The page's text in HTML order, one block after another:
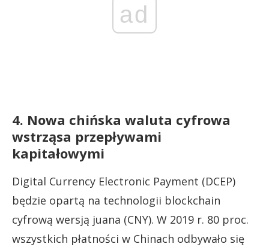
ad
4. Nowa chińska waluta cyfrowa
wstrząsa przepływami
kapitałowymi
Digital Currency Electronic Payment (DCEP)
będzie opartą na technologii blockchain
cyfrową wersją juana (CNY). W 2019 r. 80 proc.
wszystkich płatności w Chinach odbywało się